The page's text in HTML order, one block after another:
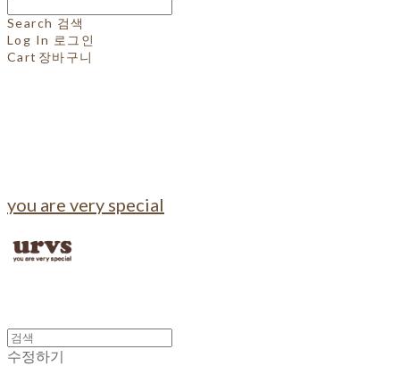
Search 검색
Log In 로그인
Cart 장바구니
you are very special
수정하기